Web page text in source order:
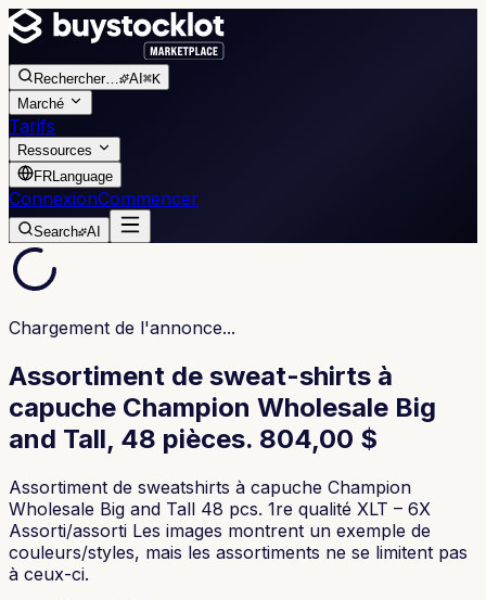
Rechercher… AI ⌘K
Marché
Tarifs
Ressources
FRLanguage
ConnexionCommencer
Search AI
Chargement de l'annonce...
Assortiment de sweat-shirts à
capuche Champion Wholesale Big
and Tall, 48 pièces. 804,00 $
Assortiment de sweatshirts à capuche Champion
Wholesale Big and Tall 48 pcs. 1re qualité XLT – 6X
Assorti/assorti Les images montrent un exemple de
couleurs/styles, mais les assortiments ne se limitent pas
à ceux-ci.